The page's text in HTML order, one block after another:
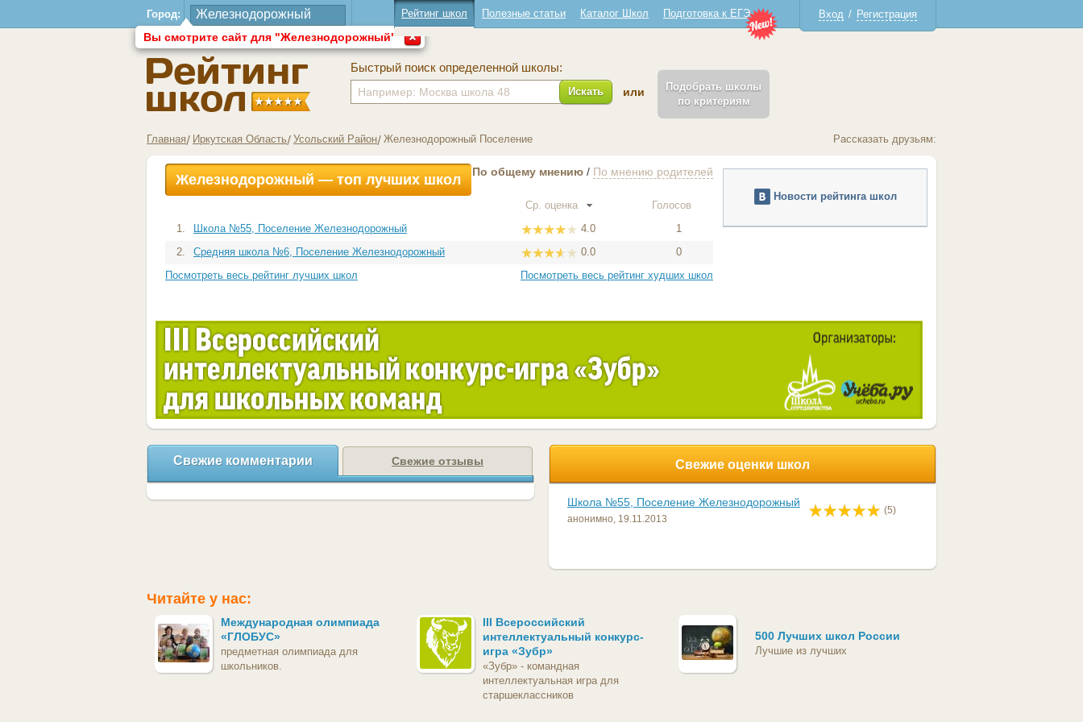
Город:
Вы смотрите сайт для "Железнодорожный"
Вход / Регистрация
Рейтинг школ Полезные статьи Каталог Школ Подготовка к ЕГЭ
Быстрый поиск определенной школы:
Искать или
Подобрать школы
по критериям
Главная Иркутская Область Усольский Район Железнодорожный Поселение Рассказать друзьям:
Железнодорожный — топ лучших школ По общему мнению / По мнению родителей
Ср. оценка
Голосов
1.
Школа №55, Поселение Железнодорожный 4.0
1
2.
Средняя школа №6, Поселение Железнодорожный 0.0
0
Посмотреть весь рейтинг лучших школ
Посмотреть весь рейтинг худших школ
Новости рейтинга школ
Свежие комментарии Свежие отзывы Свежие оценки школ
Школа №55, Поселение Железнодорожный
анонимно, 19.11.2013
(5)
Читайте у нас:
Международная олимпиада
«ГЛОБУС»
предметная олимпиада для
школьников.
III Всероссийский
интеллектуальный конкурс-
игра «Зубр»
«Зубр» - командная
интеллектуальная игра для
старшеклассников
500 Лучших школ России
Лучшие из лучших